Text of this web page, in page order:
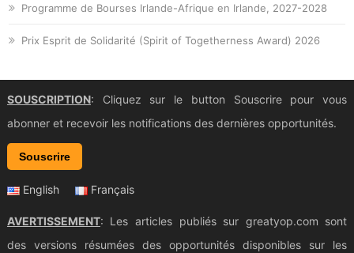
Programme de Bourses Irlande-Afrique en Irlande, 2027-2028
Prix Esprit de Solidarité (Spirit of Togetherness Award) 2026
SOUSCRIPTION: Cliquez sur le button Souscrire pour vous
abonner et recevoir les notifications des dernières opportunités.
Souscrire
English Français
AVERTISSEMENT: Les articles publiés sur greatyop.com sont
des versions résumées des opportunités disponibles sur les